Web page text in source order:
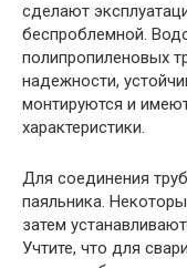
сделают
беспроблемной.
полипропиленовых
надежности,
монтируются и
характеристики.
Для соединения
паяльника.
затем
Учтите, что для